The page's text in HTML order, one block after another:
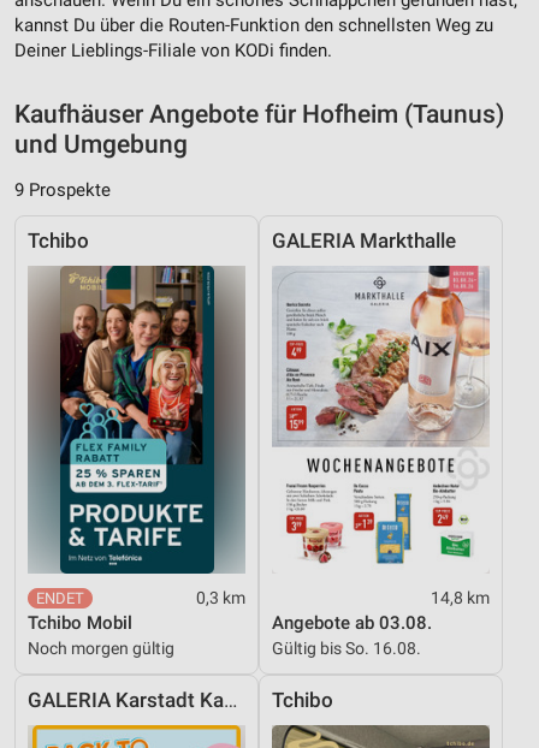
kannst Du über die Routen-Funktion den schnellsten Weg zu
Deiner Lieblings-Filiale von KODi finden.
Kaufhäuser Angebote für Hofheim (Taunus)
und Umgebung
9 Prospekte
Tchibo
0,3 km
Tchibo Mobil
Noch morgen gültig
GALERIA Markthalle
14,8 km
Angebote ab 03.08.
Gültig bis So. 16.08.
GALERIA Karstadt Kaufhof Tchibo
Partnerliste anzeigen (1 IAB-Anbieter)
Wir nutzen Ihre Daten für folgende Zwecke:
Speichern von oder Zugriff auf Informationen
auf einem Endgerät
Verwendung reduzierter Daten zur Auswahl von
Werbung
Verwendung von Profilen zur Auswahl
personalisierter Werbung
Erstellung von Profilen zur Personalisierung
von Inhalten
Verwendung von Profilen zur Auswahl
personalisierter Inhalte
Messung der Werbeleistung
Messung der Performance von Inhalten
Analyse von Zielgruppen durch Statistiken oder
Kombinationen von Daten aus verschiedenen
Entwicklung und Verbesserung der Angebote